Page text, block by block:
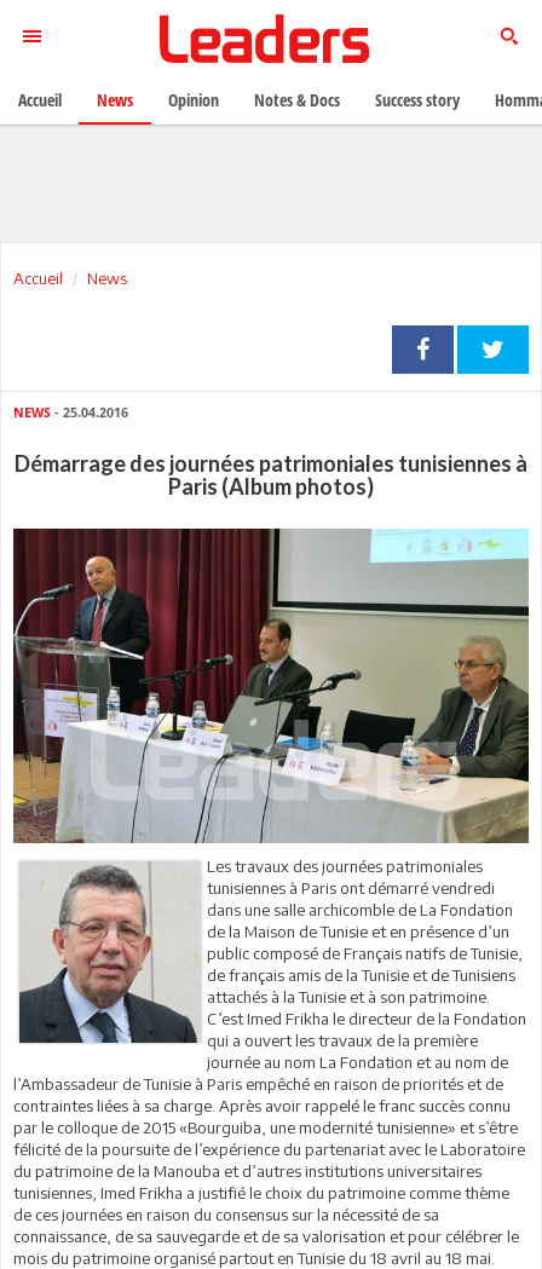
Accueil News
NEWS - 25.04.2016
Démarrage des journées patrimoniales tunisiennes à
Paris (Album photos)
Les travaux des journées patrimoniales
tunisiennes à Paris ont démarré vendredi
dans une salle archicomble de La Fondation
de la Maison de Tunisie et en présence d’un
public composé de Français natifs de Tunisie,
de français amis de la Tunisie et de Tunisiens
attachés à la Tunisie et à son patrimoine.
C’est Imed Frikha le directeur de la Fondation
qui a ouvert les travaux de la première
journée au nom La Fondation et au nom de
l’Ambassadeur de Tunisie à Paris empêché en raison de priorités et de
contraintes liées à sa charge. Après avoir rappelé le franc succès connu
par le colloque de 2015 «Bourguiba, une modernité tunisienne» et s’être
félicité de la poursuite de l’expérience du partenariat avec le Laboratoire
du patrimoine de la Manouba et d’autres institutions universitaires
tunisiennes, Imed Frikha a justifié le choix du patrimoine comme thème
de ces journées en raison du consensus sur la nécessité de sa
connaissance, de sa sauvegarde et de sa valorisation et pour célébrer le
mois du patrimoine organisé partout en Tunisie du 18 avril au 18 mai.
Accueil News Opinion Notes & Docs Success story